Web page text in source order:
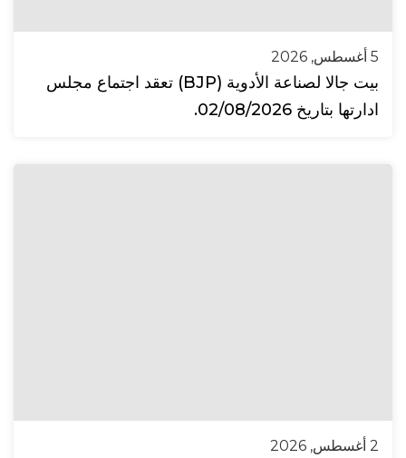
5 أغسطس, 2026
بيت جالا لصناعة الأدوية (BJP) تعقد اجتماع مجلس
ادارتها بتاريخ 02/08/2026.
2 أغسطس, 2026